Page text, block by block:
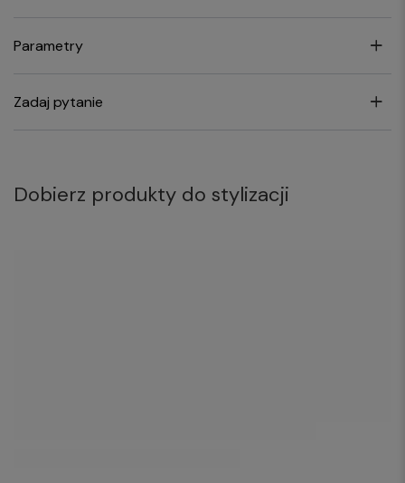
Parametry
Zadaj pytanie
Dobierz produkty do stylizacji